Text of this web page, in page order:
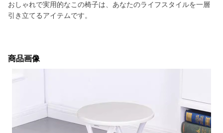
おしゃれで実用的なこの椅子は、あなたのライフスタイルを一層
引き立てるアイテムです。
商品画像